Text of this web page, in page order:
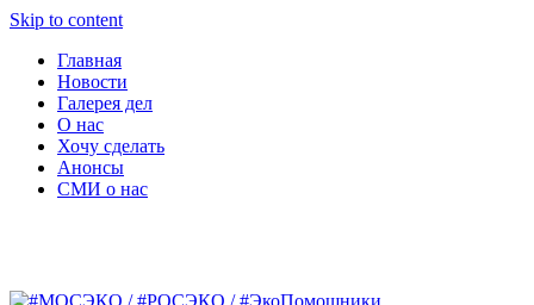
Skip to content
Главная
Новости
Галерея дел
О нас
Хочу сделать
Анонсы
СМИ о нас